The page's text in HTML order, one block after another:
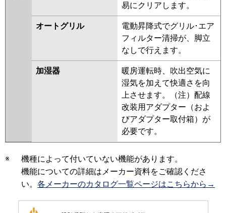
易にクリアします。
オートグリル
電動昇降式でグリル･エア
フィルター清掃が、脚立
なしで行えます。
加湿器
暖房運転時、吹出空気に
湿気を加えて快適さを向
上させます。（注）配線
改装用アダプター（およ
びアダプター取付箱）が
必要です。
※
機種によって付いていない機能があります。
機能についての詳細はメーカー資料をご確認くださ
い。 各メーカーのカタログ一覧ページはこちらから→